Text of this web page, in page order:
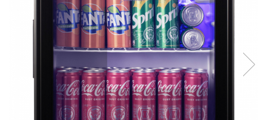
Robot de bucătărie
Sandwich maker
Fier de călcat
Dispozitive smart home